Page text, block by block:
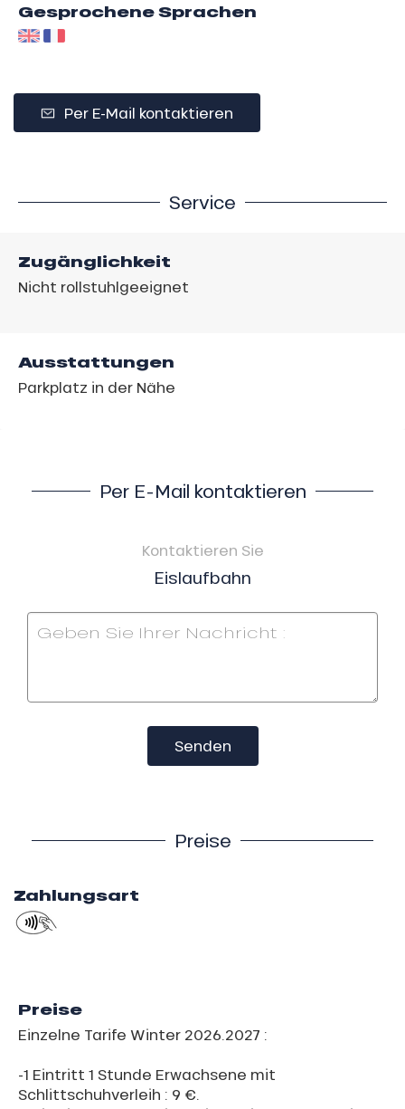
Gesprochene Sprachen
Per E-Mail kontaktieren
Service
Zugänglichkeit
Nicht rollstuhlgeeignet
Ausstattungen
Parkplatz in der Nähe
Per E-Mail kontaktieren
Kontaktieren Sie
Eislaufbahn
Senden
Preise
Zahlungsart
Preise
Einzelne Tarife Winter 2026.2027 :
-1 Eintritt 1 Stunde Erwachsene mit
Schlittschuhverleih : 9 €.